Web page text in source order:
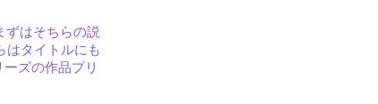
ずはそちらの説
はタイトルにも
ズの作品プリ